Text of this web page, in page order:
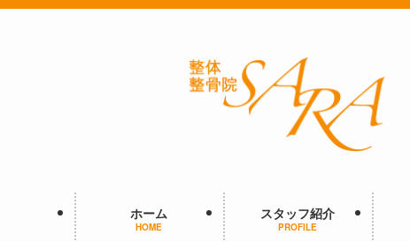
ホーム
HOME
スタッフ紹介
PROFILE